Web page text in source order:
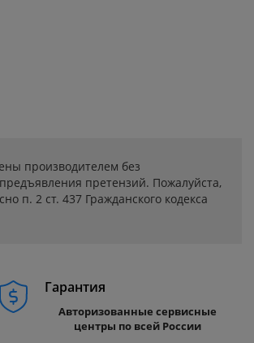
производителем без
претензий. Пожалуйста,
п. 2 ст. 437 Гражданского кодекса
Гарантия
Авторизованные сервисные
центры по всей России